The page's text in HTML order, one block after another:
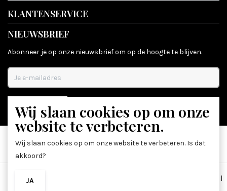
KLANTENSERVICE
NIEUWSBRIEF
Abonneer je op onze nieuwsbrief om op de hoogte te blijven.
ABONNEER
Algemene voorwaarden
|
Wij slaan cookies op om onze
website te verbeteren.
Wij slaan cookies op om onze website te verbeteren. Is dat
akkoord?
JA